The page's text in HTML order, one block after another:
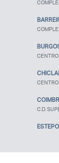
C.D.